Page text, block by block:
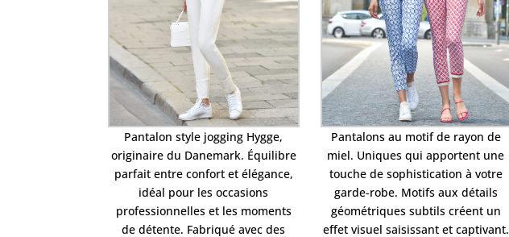
Pantalon style jogging Hygge,
originaire du Danemark. Équilibre
parfait entre confort et élégance,
idéal pour les occasions
professionnelles et les moments
de détente. Fabriqué avec des
Pantalons au motif de rayon de
miel. Uniques qui apportent une
touche de sophistication à votre
garde-robe. Motifs aux détails
géométriques subtils créent un
effet visuel saisissant et captivant.